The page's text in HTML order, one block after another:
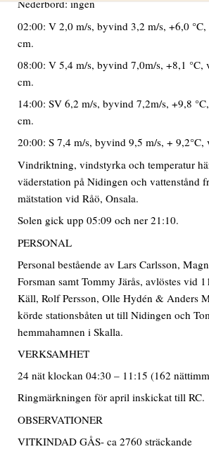
Nederbörd: ingen
02:00: V 2,0 m/s, byvind 3,2 m/s, +6,0 °C,
cm.
08:00: V 5,4 m/s, byvind 7,0m/s, +8,1 °C,
cm.
14:00: SV 6,2 m/s, byvind 7,2m/s, +9,8
cm.
20:00: S 7,4 m/s, byvind 9,5 m/s, + 9,2°C,
Vindriktning, vindstyrka och temperatur
väderstation på Nidingen och vattenstånd
mätstation vid Råö, Onsala.
Solen gick upp 05:09 och ner 21:10.
PERSONAL
Personal bestående av Lars Carlsson,
Forsman samt Tommy Järås, avlöstes vid
Käll, Rolf Persson, Olle Hydén & Anders
körde stationsbåten ut till Nidingen och
hemmahamnen i Skalla.
VERKSAMHET
24 nät klockan 04:30 – 11:15 (162
Ringmärkningen för april inskickat till RC.
OBSERVATIONER
VITKINDAD GÅS- ca 2760 sträckande